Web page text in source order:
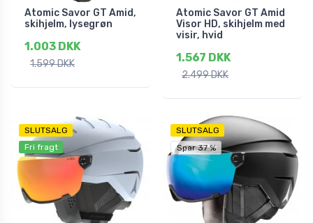
Atomic Savor GT Amid,
skihjelm, lysegrøn
1.003 DKK
1.599 DKK
Atomic Savor GT Amid
Visor HD, skihjelm med
visir, hvid
1.567 DKK
2.499 DKK
SLUTSALG
Fri fragt
SLUTSALG
Spar 37 %